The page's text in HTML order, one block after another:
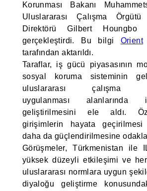
Korunması Bakanı
Uluslararası Çalışma
Direktörü Gilbert Houngbo
gerçekleştirdi. Bu bilgi Orient
tarafından aktarıldı.
Taraflar, iş gücü piyasasının
sosyal koruma sisteminin
uluslararası çalışma
uygulanması
geliştirilmesini ele aldı.
girişimlerin hayata geçirilmesi
daha da güçlendirilmesine
Görüşmeler, Türkmenistan ile
yüksek düzeyli etkileşimi ve
uluslararası normlara uygun
diyaloğu geliştirme